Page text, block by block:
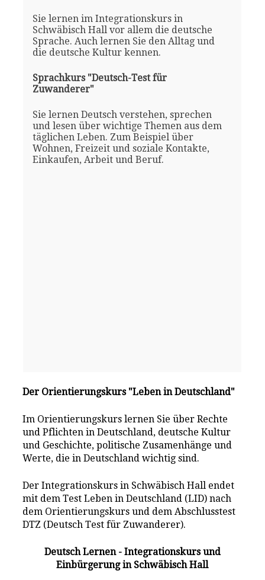
Sie lernen im Integrationskurs in
Schwäbisch Hall vor allem die deutsche
Sprache. Auch lernen Sie den Alltag und
die deutsche Kultur kennen.
Sprachkurs "Deutsch-Test für
Zuwanderer"
Sie lernen Deutsch verstehen, sprechen
und lesen über wichtige Themen aus dem
täglichen Leben. Zum Beispiel über
Wohnen, Freizeit und soziale Kontakte,
Einkaufen, Arbeit und Beruf.
Der Orientierungskurs "Leben in Deutschland"
Im Orientierungskurs lernen Sie über Rechte
und Pflichten in Deutschland, deutsche Kultur
und Geschichte, politische Zusamenhänge und
Werte, die in Deutschland wichtig sind.
Der Integrationskurs in Schwäbisch Hall endet
mit dem Test Leben in Deutschland (LID) nach
dem Orientierungskurs und dem Abschlusstest
DTZ (Deutsch Test für Zuwanderer).
Deutsch Lernen - Integrationskurs und
Einbürgerung in Schwäbisch Hall